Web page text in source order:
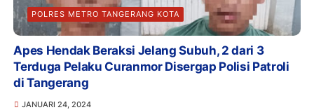
POLRES METRO TANGERANG KOTA
Apes Hendak Beraksi Jelang Subuh, 2 dari 3
Terduga Pelaku Curanmor Disergap Polisi Patroli
di Tangerang
JANUARI 24, 2024